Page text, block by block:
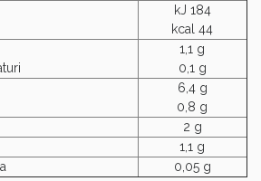
kJ 184
kcal 44
1,1 g
0,1 g
6,4 g
0,8 g
2 g
1,1 g
0,05 g